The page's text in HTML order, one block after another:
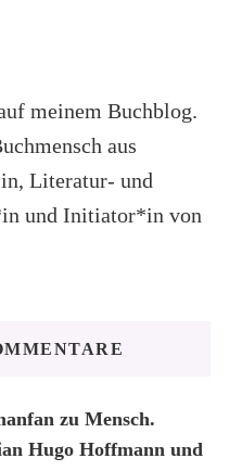
meinem Buchblog.
aus
Literatur- und
und Initiator*in von
zu Mensch.
Hugo Hoffmann und